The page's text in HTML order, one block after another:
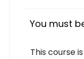
You must
This course